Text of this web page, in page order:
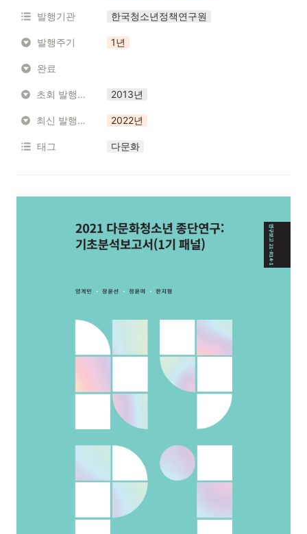
발행기관 한국청소년정책연구원
발행주기 1년
완료
초회 발행년도 2013년
최신 발행년도 2022년
태그 다문화